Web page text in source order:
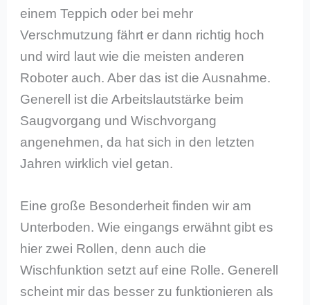
einem Teppich oder bei mehr
Verschmutzung fährt er dann richtig hoch
und wird laut wie die meisten anderen
Roboter auch. Aber das ist die Ausnahme.
Generell ist die Arbeitslautstärke beim
Saugvorgang und Wischvorgang
angenehmen, da hat sich in den letzten
Jahren wirklich viel getan.
Eine große Besonderheit finden wir am
Unterboden. Wie eingangs erwähnt gibt es
hier zwei Rollen, denn auch die
Wischfunktion setzt auf eine Rolle. Generell
scheint mir das besser zu funktionieren als